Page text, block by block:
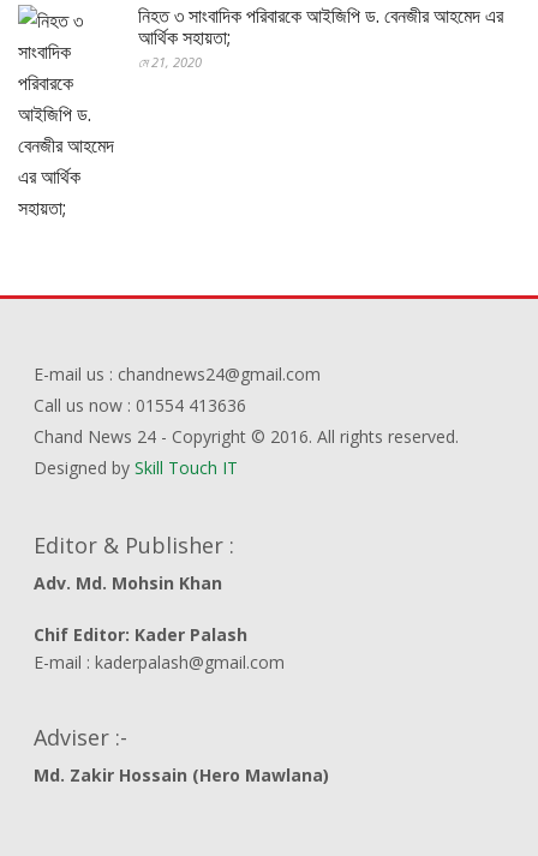
নিহত ৩ সাংবাদিক পরিবারকে আইজিপি ড. বেনজীর আহমেদ এর
আর্থিক সহায়তা;
মে 21, 2020
E-mail us : chandnews24@gmail.com
Call us now : 01554 413636
Chand News 24 - Copyright © 2016. All rights reserved.
Designed bySkill Touch IT
Editor & Publisher :
Adv. Md. Mohsin Khan
Chif Editor: Kader Palash
E-mail : kaderpalash@gmail.com
Adviser :-
Md. Zakir Hossain (Hero Mawlana)